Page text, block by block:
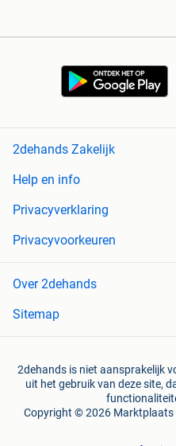
2dehands Zakelijk
Help en info
Privacyverklaring
Privacyvoorkeuren
Over 2dehands
Sitemap
2dehands is niet aansprakelijk
uit het gebruik van deze site,
Copyright © 2026 Marktplaats